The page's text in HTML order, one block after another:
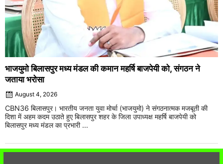
भाजयुमो बिलासपुर मध्य मंडल की कमान महर्षि बाजपेयी को, संगठन ने
जताया भरोसा
August 4, 2026
CBN36 बिलासपुर। भारतीय जनता युवा मोर्चा (भाजयुमो) ने संगठनात्मक मजबूती की
दिशा में अहम कदम उठाते हुए बिलासपुर शहर के जिला उपाध्यक्ष महर्षि बाजपेयी को
बिलासपुर मध्य मंडल का प्रभारी ...